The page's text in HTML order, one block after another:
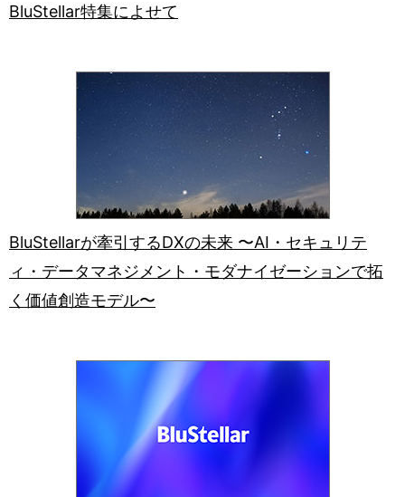
BluStellar特集によせて
BluStellarが牽引するDXの未来 〜AI・セキュリテ
ィ・データマネジメント・モダナイゼーションで拓
く価値創造モデル〜